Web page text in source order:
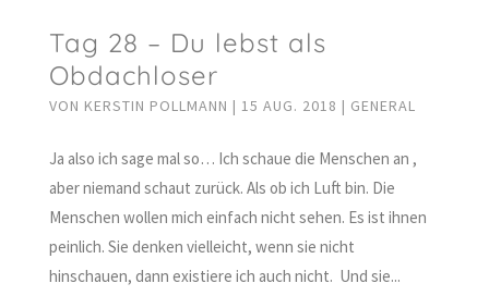
Tag 28 – Du lebst als
Obdachloser
VON KERSTIN POLLMANN | 15 AUG. 2018 | GENERAL
Ja also ich sage mal so… Ich schaue die Menschen an ,
aber niemand schaut zurück. Als ob ich Luft bin. Die
Menschen wollen mich einfach nicht sehen. Es ist ihnen
peinlich. Sie denken vielleicht, wenn sie nicht
hinschauen, dann existiere ich auch nicht. Und sie...